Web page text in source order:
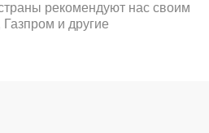
рекомендуют нас своим
и другие